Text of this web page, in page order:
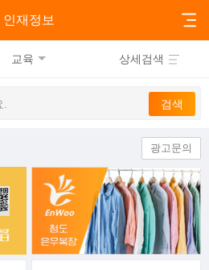
인재정보
교육 상세검색
광고문의